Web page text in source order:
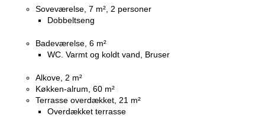
Soveværelse, 7 m², 2 personer
Dobbeltseng
Badeværelse, 6 m²
WC. Varmt og koldt vand, Bruser
Alkove, 2 m²
Køkken-alrum, 60 m²
Terrasse overdækket, 21 m²
Overdækket terrasse